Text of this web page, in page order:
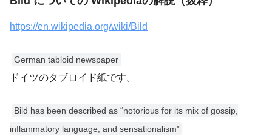
https://en.wikipedia.org/wiki/Bild
German tabloid newspaper
ドイツのタブロイド紙です。
Bild has been described as “notorious for its mix of gossip,
inflammatory language, and sensationalism”